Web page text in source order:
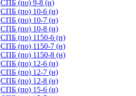
СПБ (по) 9-8 (н)
СПБ (по) 10-6 (н)
СПБ (по) 10-7 (н)
СПБ (по) 10-8 (н)
СПБ (по) 1150-6 (н)
СПБ (по) 1150-7 (н)
СПБ (по) 1150-8 (н)
СПБ (по) 12-6 (н)
СПБ (по) 12-7 (н)
СПБ (по) 12-8 (н)
СПБ (по) 15-6 (н)